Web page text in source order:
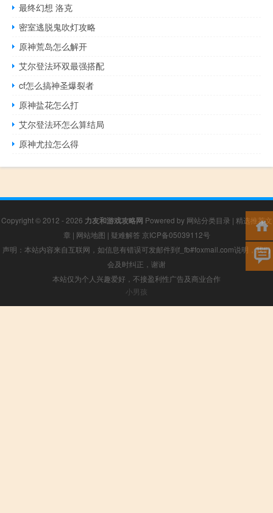
最终幻想 洛克
密室逃脱鬼吹灯攻略
原神荒岛怎么解开
艾尔登法环双最强搭配
cf怎么搞神圣爆裂者
原神盐花怎么打
艾尔登法环怎么算结局
原神尤拉怎么得
Copyright © 2012 - 2026 力友和游戏攻略网 Powered by 网站分类目录 | 精选推荐文
章 | 网站地图 | 疑难解答 京ICP备05039112号
声明：本站内容来自互联网，如信息有错误可发邮件到f_fb#foxmail.com说明，我们
会及时纠正，谢谢
本站仅为个人兴趣爱好，不接盈利性广告及商业合作
小男孩